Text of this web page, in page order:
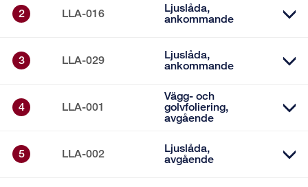
2 LLA-016
Ljuslåda,
ankommande
3 LLA-029
Ljuslåda,
ankommande
4 LLA-001
Vägg- och
golvfoliering,
avgående
5 LLA-002
Ljuslåda,
avgående